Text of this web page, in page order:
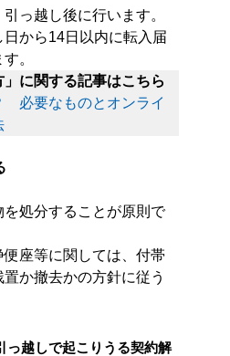
っ越し後に行います。
から14日以内に転入届
。
」に関する記事はこちら
必要なものとオンライ
処分することが原則で
座等に関しては、付帯
か撤去かの方針に従う
っ越しで起こりうる契約解